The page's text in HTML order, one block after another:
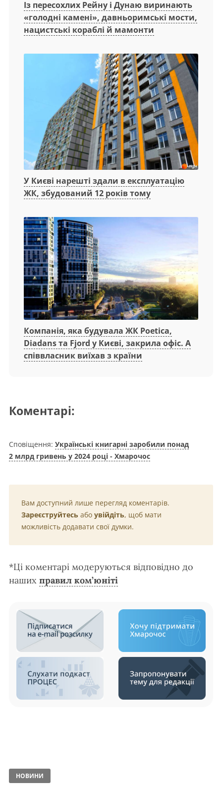
Із пересохлих Рейну і Дунаю виринають
«голодні камені», давньоримські мости,
нацистські кораблі й мамонти
У Києві нарешті здали в експлуатацію
ЖК, збудований 12 років тому
Компанія, яка будувала ЖК Poetica,
Diadans та Fjord у Києві, закрила офіс. А
співвласник виїхав з країни
Коментарі:
Сповіщення: Українські книгарні заробили понад
2 млрд гривень у 2024 році - Хмарочос
Вам доступний лише перегляд коментарів.
Зареєструйтесь або увійдіть, щоб мати
можливість додавати свої думки.
*Ці коментарі модеруються відповідно до
наших правил ком’юніті
НОВИНИ